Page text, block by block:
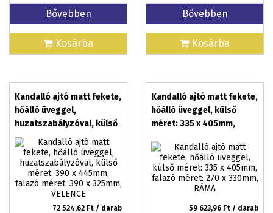
Bővebben
Kosárba
Bővebben
Kosárba
Kandalló ajtó matt fekete,
hőálló üveggel,
huzatszabályzóval, külső
méret: 390 x 445mm,
falazó méret: 390 x
325mm, VELENCE
72 524,62 Ft / darab
Kandalló ajtó matt fekete,
hőálló üveggel, külső
méret: 335 x 405mm,
330mm, RÁMA
59 623,96 Ft / darab